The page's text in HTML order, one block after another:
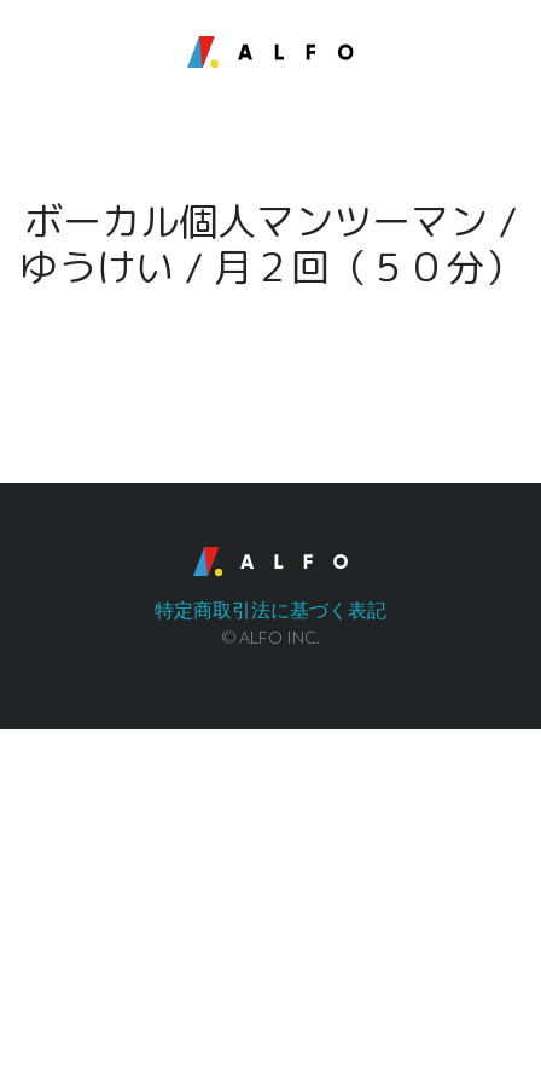
ボーカル個人マンツーマン /
ゆうけい / 月２回（５０分）
特定商取引法に基づく表記
© ALFO INC.